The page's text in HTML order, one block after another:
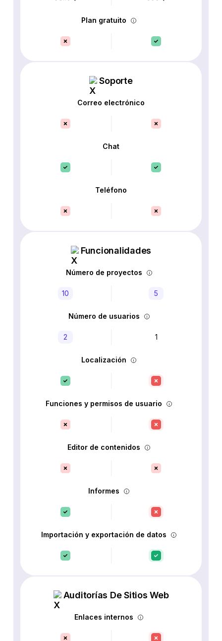
Plan gratuito
Soporte
Correo electrónico
Chat
Teléfono
Funcionalidades
Número de proyectos
10 5
Número de usuarios
2 1
Localización
Funciones y permisos de usuario
Editor de contenidos
Informes
Importación y exportación de datos
Auditorías De Sitios Web
Enlaces internos